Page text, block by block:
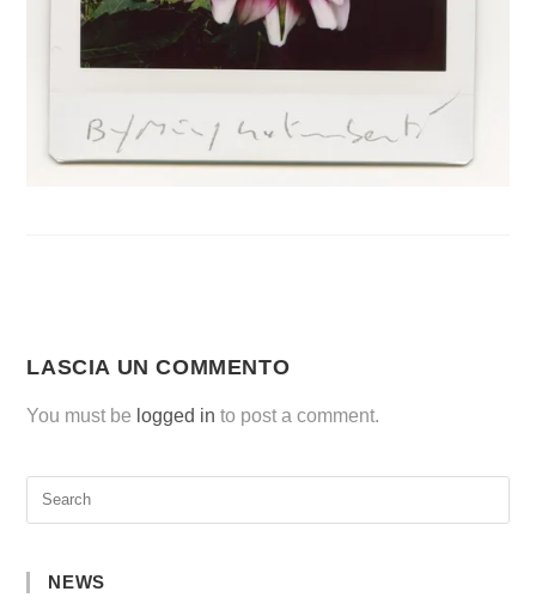
LASCIA UN COMMENTO
You must be logged in to post a comment.
NEWS